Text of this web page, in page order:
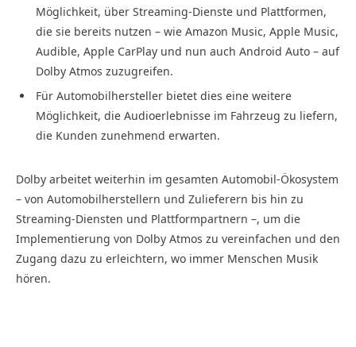
Möglichkeit, über Streaming-Dienste und Plattformen,
die sie bereits nutzen – wie Amazon Music, Apple Music,
Audible, Apple CarPlay und nun auch Android Auto – auf
Dolby Atmos zuzugreifen.
Für Automobilhersteller bietet dies eine weitere
Möglichkeit, die Audioerlebnisse im Fahrzeug zu liefern,
die Kunden zunehmend erwarten.
Dolby arbeitet weiterhin im gesamten Automobil-Ökosystem
– von Automobilherstellern und Zulieferern bis hin zu
Streaming-Diensten und Plattformpartnern –, um die
Implementierung von Dolby Atmos zu vereinfachen und den
Zugang dazu zu erleichtern, wo immer Menschen Musik
hören.